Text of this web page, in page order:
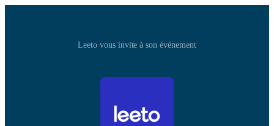
Leeto vous invite à son événement